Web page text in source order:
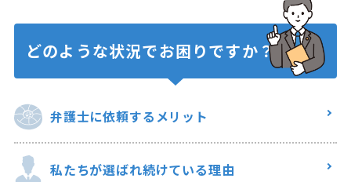
どのような状況でお困りですか？
弁護士に依頼するメリット
私たちが選ばれ続けている理由